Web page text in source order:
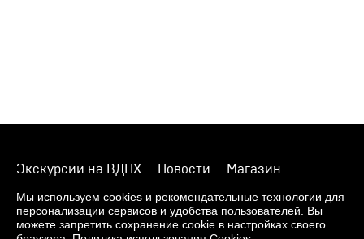
Экскурсии на ВДНХ Новости
Магазин
О музее
Фонды
Виртуальный музей
Издания
Пресс-центр
Контакты
Мы используем cookies и рекомендательные технологии для
персонализации сервисов и удобства пользователей. Вы
можете запретить сохранение cookie в настройках своего